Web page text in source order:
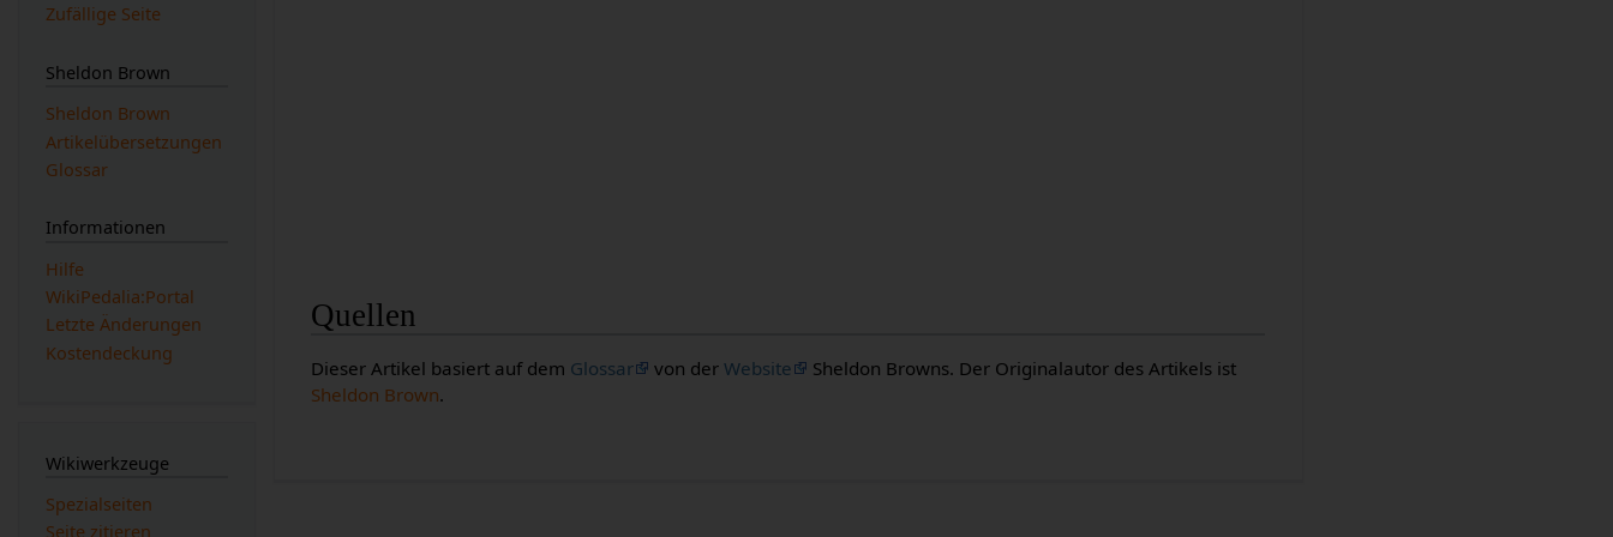
Quellen
Dieser Artikel basiert auf dem Glossar von derWebsite
Sheldon Browns. Der Originalautor des Artikels ist
Sheldon Brown.
Zufällige Seite
Sheldon Brown
Sheldon Brown
Artikelübersetzungen
Glossar
Informationen
Hilfe
WikiPedalia:Portal
Letzte Änderungen
Kostendeckung
Wikiwerkzeuge
Spezialseiten
Seite zitieren